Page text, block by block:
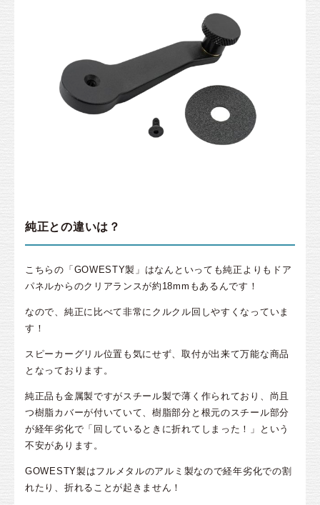
純正との違いは？
こちらの「GOWESTY製」はなんといっても純正よりもドア
パネルからのクリアランスが約18mmもあるんです！
なので、純正に比べて非常にクルクル回しやすくなっていま
す！
スピーカーグリル位置も気にせず、取付が出来て万能な商品
となっております。
純正品も金属製ですがスチール製で薄く作られており、尚且
つ樹脂カバーが付いていて、樹脂部分と根元のスチール部分
が経年劣化で「回しているときに折れてしまった！」という
不安があります。
GOWESTY製はフルメタルのアルミ製なので経年劣化での割
れたり、折れることが起きません！